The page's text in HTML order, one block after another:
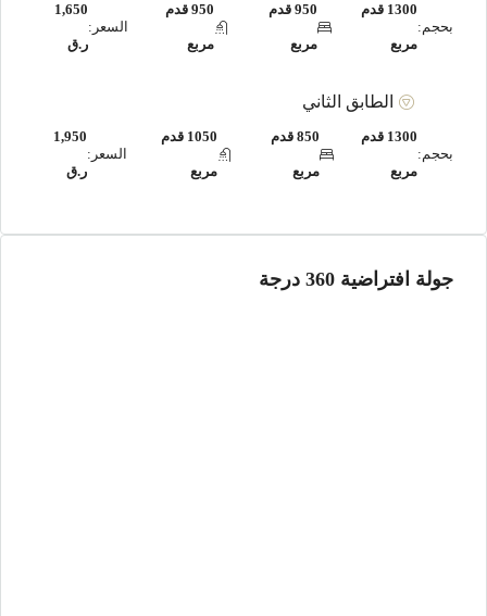
بحجم:
1300 قدم
مربع
950 قدم
مربع
950 قدم
مربع
السعر:
1,650
ر.ق
الطابق الثاني
بحجم:
1300 قدم
مربع
850 قدم
مربع
1050 قدم
مربع
السعر:
1,950
ر.ق
جولة افتراضية 360 درجة